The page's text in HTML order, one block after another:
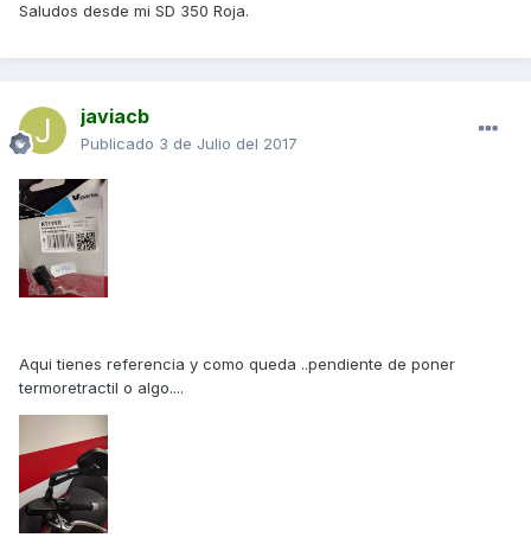
Saludos desde mi SD 350 Roja.
javiacb
Publicado 3 de Julio del 2017
Aqui tienes referencia y como queda ..pendiente de poner
termoretractil o algo....